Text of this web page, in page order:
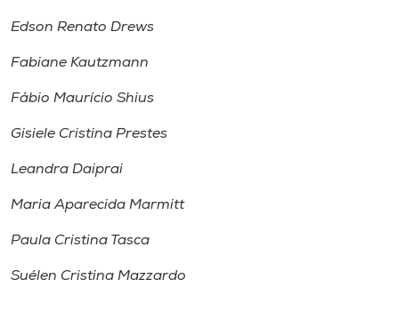
Edson Renato Drews
Fabiane Kautzmann
Fábio Maurício Shius
Gisiele Cristina Prestes
Leandra Daiprai
Maria Aparecida Marmitt
Paula Cristina Tasca
Suélen Cristina Mazzardo